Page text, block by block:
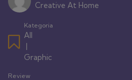
Creative At Home
Kategoria
All
|
Graphic
Review